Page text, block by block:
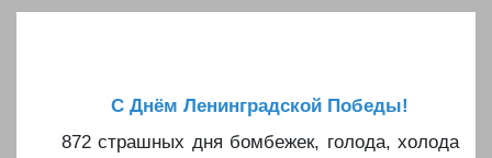
С Днём Ленинградской Победы!
️872 страшных дня бомбежек, голода, холода